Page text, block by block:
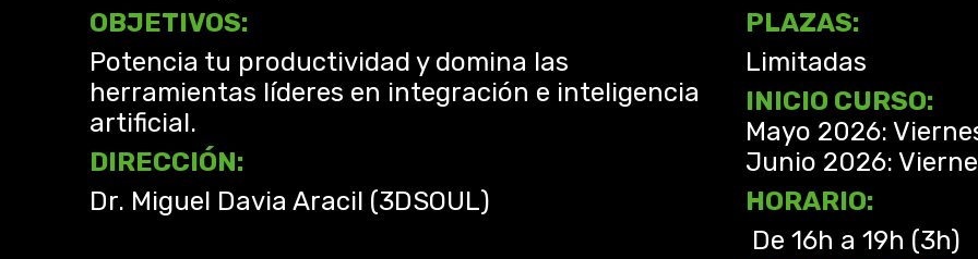
OBJETIVOS:
Potencia tu productividad y domina las
herramientas líderes en integración e inteligencia
artificial.
DIRECCIÓN:
Dr. Miguel Davia Aracil (3DSOUL)
PLAZAS:
Limitadas
INICIO CURSO:
Mayo 2026:
Junio 2026:
HORARIO:
De 16h a 19h (3h)